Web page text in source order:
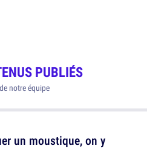
PUBLIÉS
notre équipe
un moustique, on y